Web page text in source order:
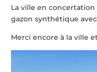
La ville en concertation
gazon synthétique
Merci encore à la ville